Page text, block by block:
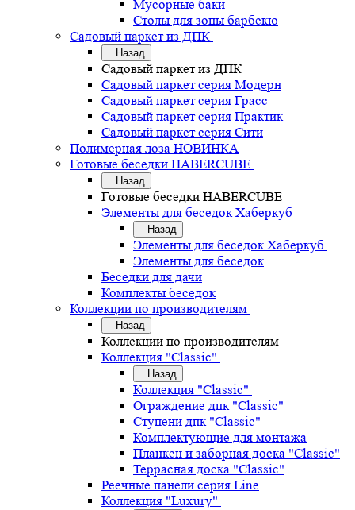
Мусорные баки
Столы для зоны барбекю
Садовый паркет из ДПК
Назад
Садовый паркет из ДПК
Садовый паркет серия Mодерн
Садовый паркет серия Грасс
Садовый паркет серия Практик
Садовый паркет серия Сити
Полимерная лоза НОВИНКА
Готовые беседки HABERCUBE
Назад
Готовые беседки HABERCUBE
Элементы для беседок Хаберкуб
Назад
Элементы для беседок Хаберкуб
Элементы для беседок
Беседки для дачи
Комплекты беседок
Коллекции по производителям
Назад
Коллекции по производителям
Коллекция "Classic"
Назад
Коллекция "Classic"
Ограждение дпк "Classic"
Ступени дпк "Classic"
Комплектующие для монтажа
Планкен и заборная доска "Classic"
Террасная доска "Classic"
Реечные панели серия Line
Коллекция "Luxury"